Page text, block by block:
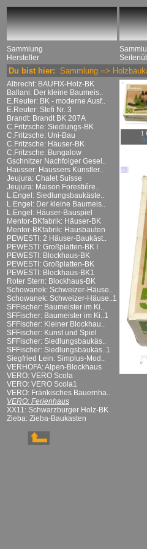
Sammlung
Hersteller
Du bist hier: Sammlung =>
Albrecht: BAUFIX-Holz-BK
Ballani: Der kleine Baumeis..
E.Reuter: BK - moderne Ausf..
E.Reuter: Stefi Nr. 3
Brandt: Brandt BK 207A
C.Fritzsche: Siedlungs-BK
C.Fritzsche: Uni-Bau
C.Fritzsche: Häuser-BK
C.Fritzsche: Bungalow
Gschnitzer Nachfolger Gesel..
Hausser: Haussers Künstler..
Jeujura: Chalet Suisse
Jeujura: Maison Forestiére..
L.Engel: Siedlungsbaukäste..
L.Engel: Der kleine Baumeis..
L.Engel: Häuser-Bauspiel
Mentor-BKfabrik: Häuser-BK
Mentor-BKfabrik: Hausbauten
PEWESTI: 2 Häuser-Baukäst..
PEWESTI: Großplatten-BK I
PEWESTI: Blockhaus-BK
PEWESTI: Großplatten-BK
PEWESTI: Blockhaus-BK1
Roter Stern: Blockhaus-BK
Schowanek: Schweizer-Häuse..
Schowanek: Schweizer-Häuse..1
SFFischer: Baumeister im Ki..
SFFischer: Baumeister im Ki..1
SFFischer: Kleiner Blockhau..
SFFischer: Kunst und Spiel
SFFischer: Siedlungsbaukäs..
SFFischer: Siedlungsbaukäs..1
Siegfried Lein: Simplus-Mod..
VERHOFA: Alpen-Blockhaus
VERO: VERO Scola
VERO: VERO Scola1
VERO: Fränkisches Bauernha..
VERO: Ferienhaus
XX11: Schwarzburger Holz-BK
Zieba: Zieba-Baukasten
1